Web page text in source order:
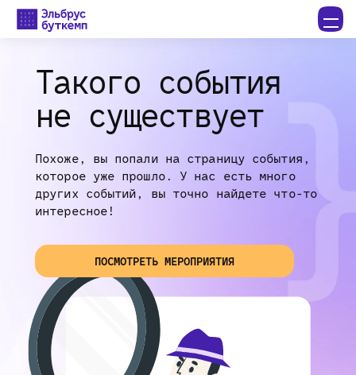
Такого события
не существует
Похоже, вы попали на страницу события,
которое уже прошло. У нас есть много
других событий, вы точно найдете что-то
интересное!
ПОСМОТРЕТЬ МЕРОПРИЯТИЯ